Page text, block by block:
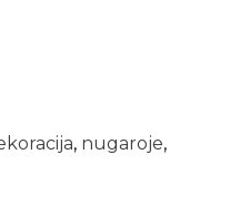
, nugaroje,